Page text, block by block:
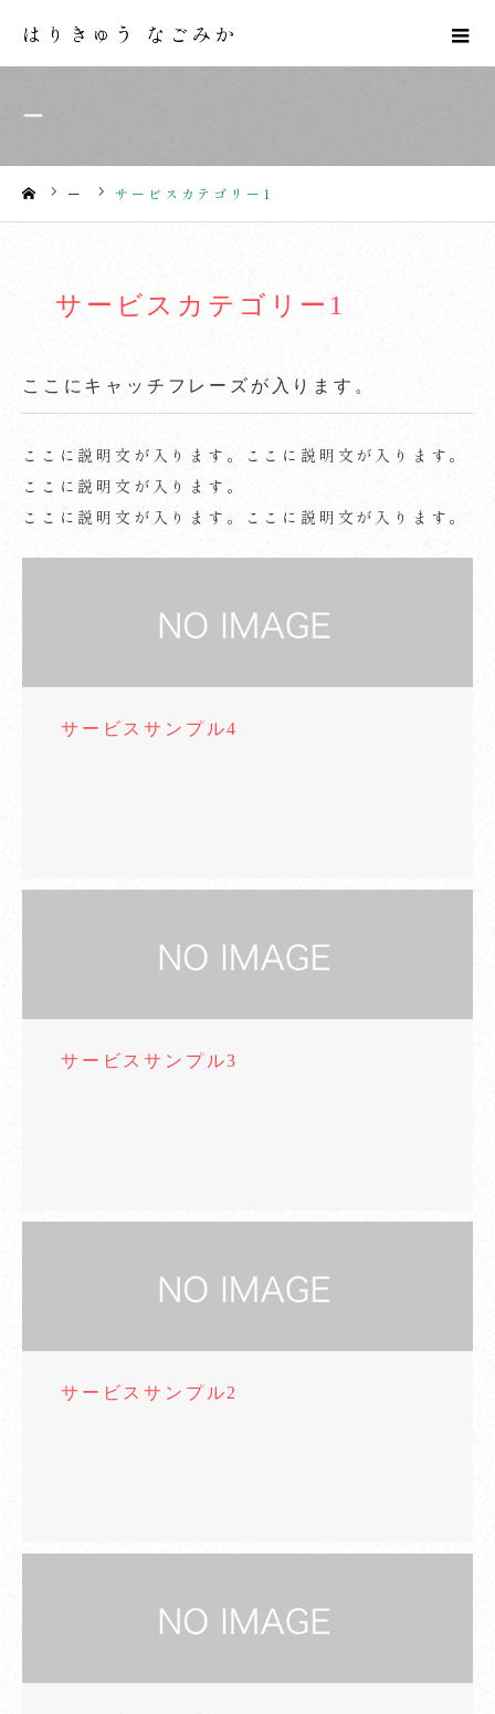
はりきゅう なごみか
ー
ー サービスカテゴリー1
サービスカテゴリー1
ここにキャッチフレーズが入ります。
ここに説明文が入ります。ここに説明文が入ります。
ここに説明文が入ります。
ここに説明文が入ります。ここに説明文が入ります。
サービスサンプル4
サービスサンプル3
サービスサンプル2